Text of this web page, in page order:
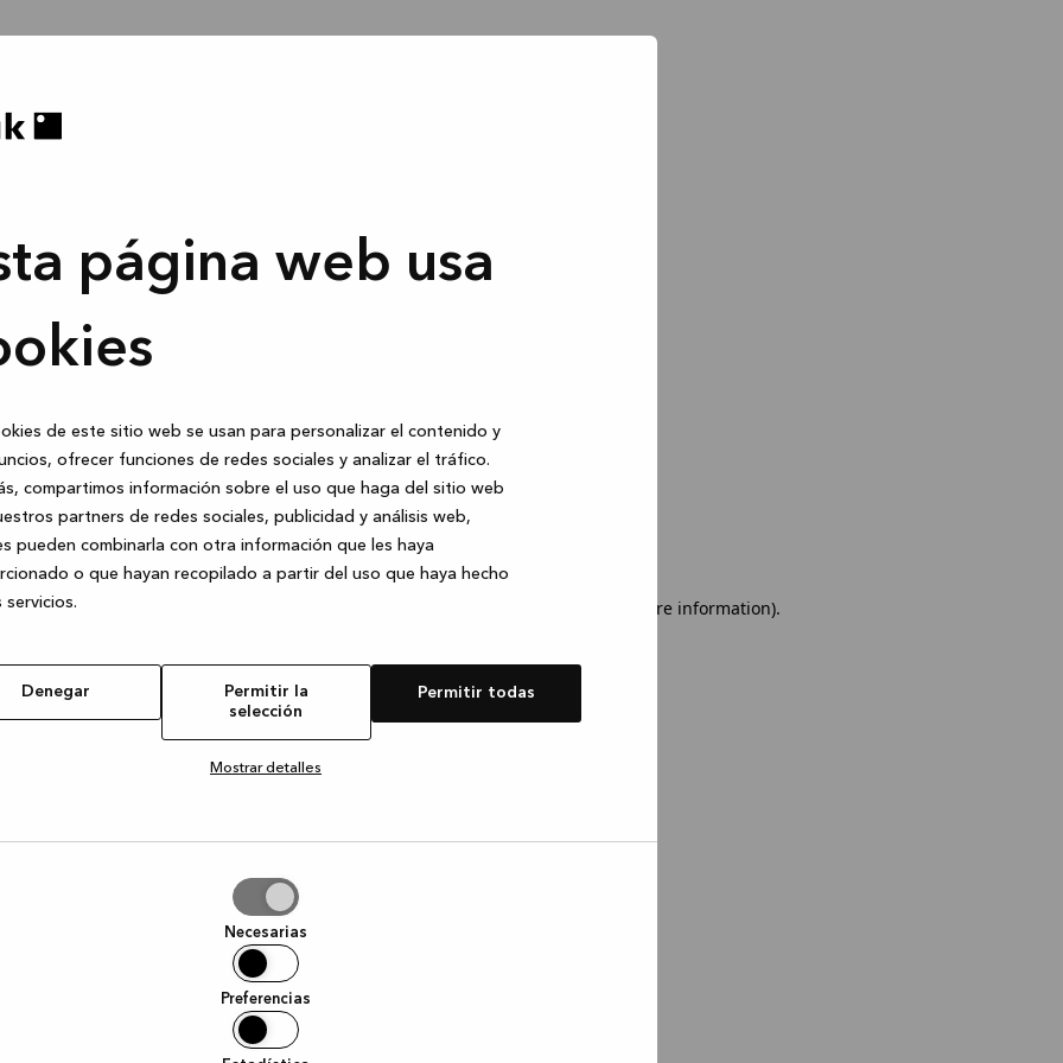
página web usa
de este sitio web se usan para personalizar el contenido y
ofrecer funciones de redes sociales y analizar el tráfico.
compartimos información sobre el uso que haga del sitio web
partners de redes sociales, publicidad y análisis web,
pueden combinarla con otra información que les haya
o que hayan recopilado a partir del uso que haya hecho
servicios.
Denegar
Permitir la
selección
Permitir todas
Mostrar detalles
Necesarias
Preferencias
has occurred (see the browser console for more information).